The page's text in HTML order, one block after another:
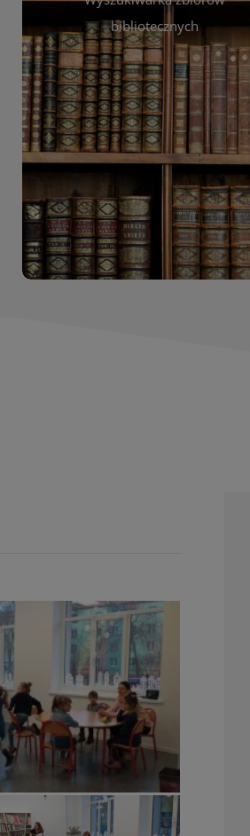
bibliotecznych
Katalog Zbiorów
Katalog online umożliwia
przeglądanie pełnej oferty
bibliotecznej – książek, czasopism,
filmów i innych materiałów. Dzięki
wyszukiwarce szybko znajdziesz
interesujące Cię pozycje według
autora, tytułu lub tematu. Możesz